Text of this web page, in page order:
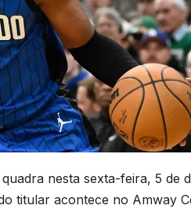
nesta sexta-feira, 5 de
titular acontece no Amway